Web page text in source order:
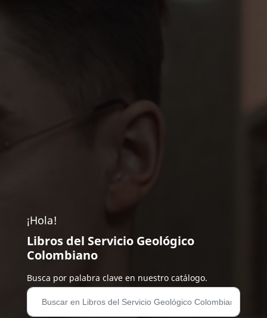
¡Hola!
Libros del Servicio Geológico
Colombiano
Busca por palabra clave en nuestro catálogo.